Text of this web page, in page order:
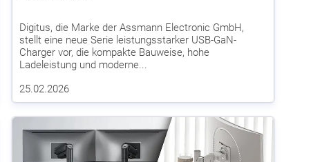
Digitus, die Marke der Assmann Electronic GmbH,
stellt eine neue Serie leistungsstarker USB-GaN-
Charger vor, die kompakte Bauweise, hohe
Ladeleistung und moderne...
25.02.2026